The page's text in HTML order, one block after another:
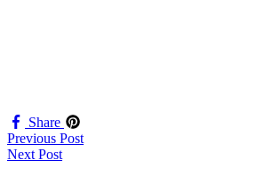
Share
Navigation
til
Previous Post
Next Post